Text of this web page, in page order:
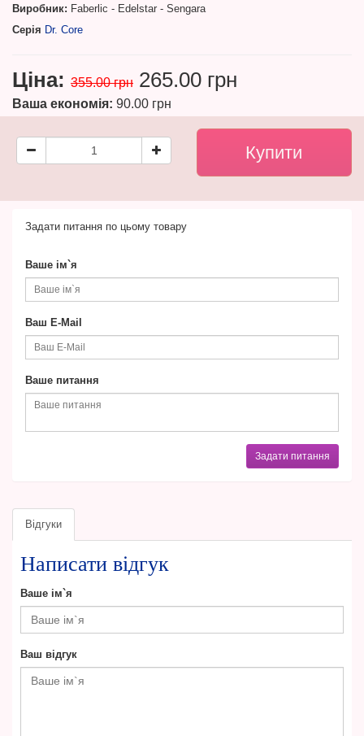
Виробник: Faberlic - Edelstar - Sengara
Серія Dr. Core
Ціна: 355.00 грн 265.00 грн
Ваша економія: 90.00 грн
Задати питання по цьому товару
Ваше ім`я
Ваш E-Mail
Ваше питання
Задати питання
Відгуки
Написати відгук
Ваше ім`я
Ваш відгук